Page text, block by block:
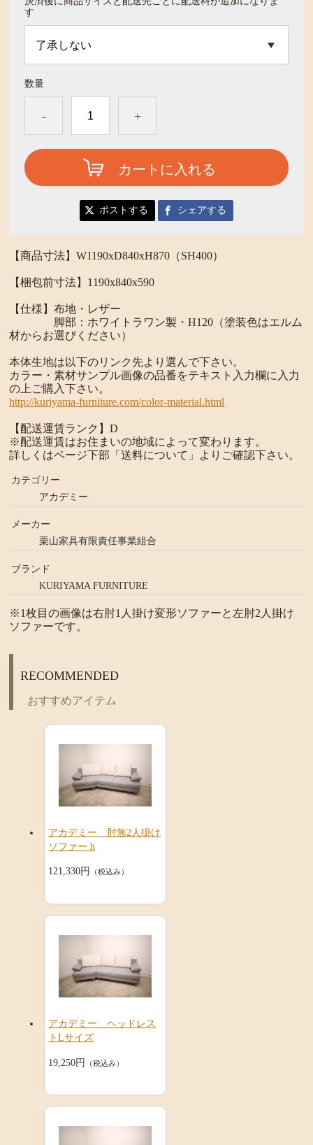
す
数量
- +
カートに入れる
ポストする シェアする
【商品寸法】W1190xD840xH870（SH400）
【梱包前寸法】1190x840x590
【仕様】布地・レザー
脚部：ホワイトラワン製・H120（塗装色はエルム
材からお選びください）
本体生地は以下のリンク先より選んで下さい。
カラー・素材サンプル画像の品番をテキスト入力欄に入力
の上ご購入下さい。
http://kuriyama-furniture.com/color-material.html
【配送運賃ランク】D
※配送運賃はお住まいの地域によって変わります。
詳しくはページ下部「送料について」よりご確認下さい。
カテゴリー
アカデミー
メーカー
栗山家具有限責任事業組合
ブランド
KURIYAMA FURNITURE
※1枚目の画像は右肘1人掛け変形ソファーと左肘2人掛け
ソファーです。
RECOMMENDED
おすすめアイテム
アカデミー 肘無2人掛け
ソファー h
121,330円 （税込み）
アカデミー ヘッドレス
トLサイズ
19,250円 （税込み）